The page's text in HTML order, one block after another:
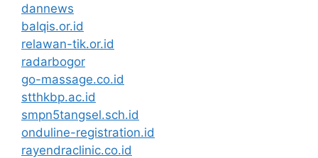
dannews
balqis.or.id
relawan-tik.or.id
radarbogor
go-massage.co.id
stthkbp.ac.id
smpn5tangsel.sch.id
onduline-registration.id
rayendraclinic.co.id